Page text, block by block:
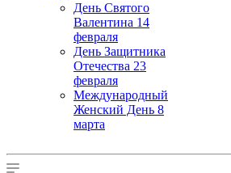
День Святого
Валентина 14
февраля
День Защитника
Отечества 23
февраля
Международный
Женский День 8
марта